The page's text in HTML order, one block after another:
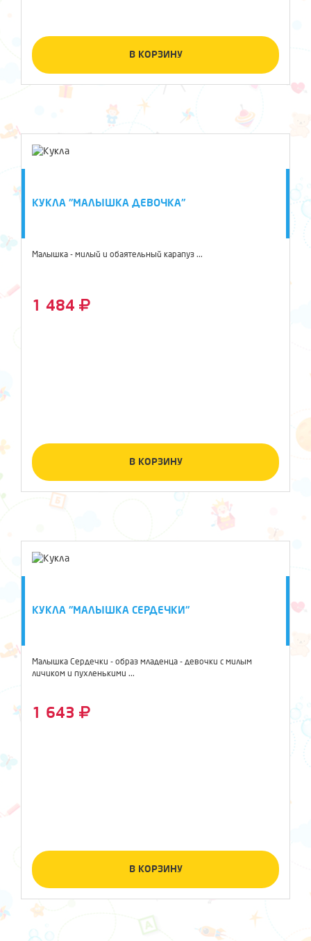
В КОРЗИНУ
КУКЛА "МАЛЫШКА ДЕВОЧКА"
Малышка - милый и обаятельный карапуз ...
1 484
В КОРЗИНУ
КУКЛА "МАЛЫШКА СЕРДЕЧКИ"
Малышка Сердечки - образ младенца - девочки с милым
личиком и пухленькими ...
1 643
В КОРЗИНУ